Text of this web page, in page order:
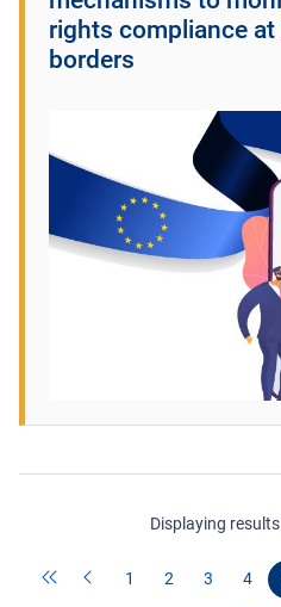
rights compliance at
borders
Displaying
1 2 3 4